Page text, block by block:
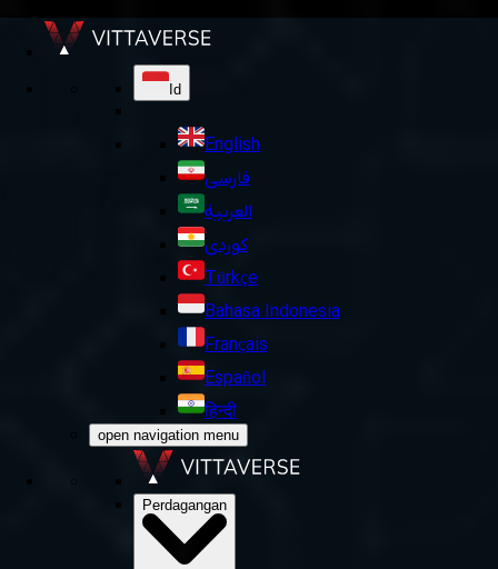
Id
English
فارسی
العربية
کوردی
Türkçe
Bahasa Indonesia
Français
Español
हिन्दी
open navigation menu
Perdagangan